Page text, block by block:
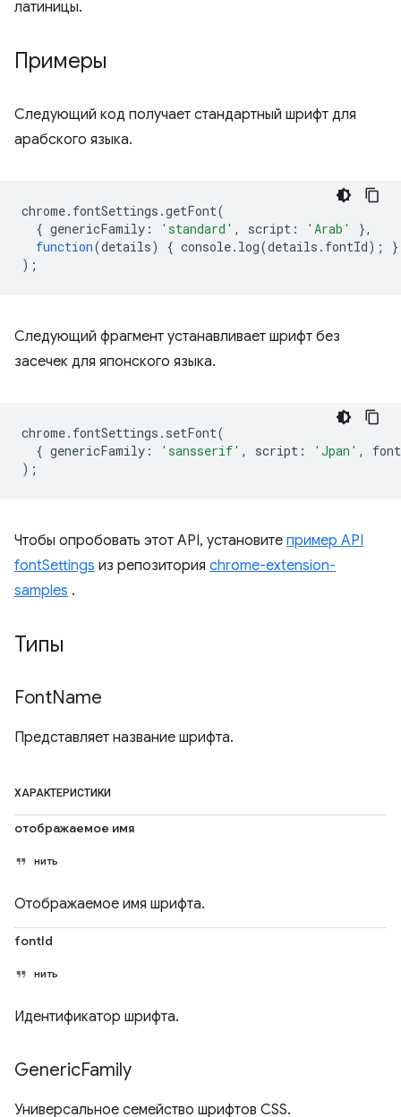
латиницы.
Примеры
Следующий код получает стандартный шрифт для
арабского языка.
chrome. fontSettings .getFont(
{ genericFamily : 'standard' , script : 'Arab'
},
function(details) { console. log(details . fontId);
}
);
Следующий фрагмент устанавливает шрифт без
засечек для японского языка.
chrome. fontSettings . setFont(
{ genericFamily : 'sansserif' , script : 'Jpan' ,
);
Чтобы опробовать этот API, установите пример API
fontSettings из репозитория chrome-extension-
samples .
Типы
FontName
Представляет название шрифта.
ХАРАКТЕРИСТИКИ
отображаемое имя
нить
Отображаемое имя шрифта.
fontId
нить
Идентификатор шрифта.
GenericFamily
Универсальное семейство шрифтов CSS.